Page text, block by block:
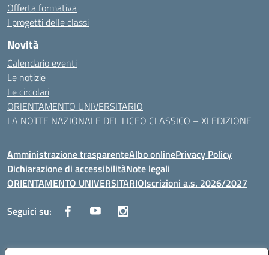
Offerta formativa
I progetti delle classi
Novità
Calendario eventi
Le notizie
Le circolari
ORIENTAMENTO UNIVERSITARIO
LA NOTTE NAZIONALE DEL LICEO CLASSICO – XI EDIZIONE
Amministrazione trasparenteAlbo onlinePrivacy Policy
Dichiarazione di accessibilitàNote legali
ORIENTAMENTO UNIVERSITARIOIscrizioni a.s. 2026/2027
Seguici su: